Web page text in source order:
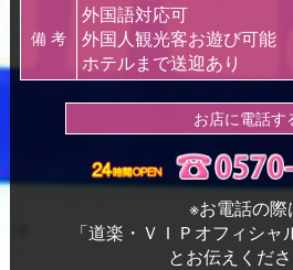
備 考
外国語対応可
外国人観光客お遊び可能
ホテルまで送迎あり
お店に電話す
※お電話の際
「道楽・ＶＩＰオフィシャ
とお伝えくださ